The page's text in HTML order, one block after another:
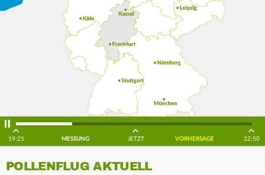
19:25 MESSUNG JETZT VORHERSAGE 22:50
POLLENFLUG AKTUELL